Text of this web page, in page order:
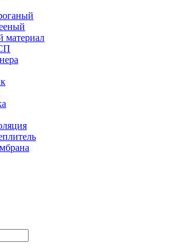
материал